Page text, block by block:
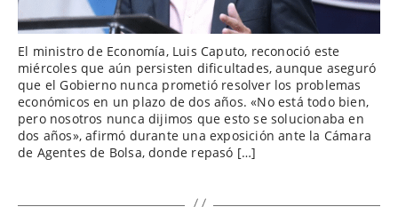
El ministro de Economía, Luis Caputo, reconoció este
miércoles que aún persisten dificultades, aunque aseguró
que el Gobierno nunca prometió resolver los problemas
económicos en un plazo de dos años. «No está todo bien,
pero nosotros nunca dijimos que esto se solucionaba en
dos años», afirmó durante una exposición ante la Cámara
de Agentes de Bolsa, donde repasó […]